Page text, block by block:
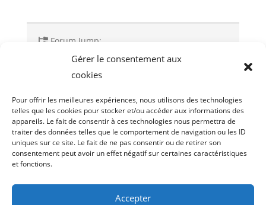
Gérer le consentement aux
cookies
Pour offrir les meilleures expériences, nous utilisons des technologies
telles que les cookies pour stocker et/ou accéder aux informations des
appareils. Le fait de consentir à ces technologies nous permettra de
traiter des données telles que le comportement de navigation ou les ID
uniques sur ce site. Le fait de ne pas consentir ou de retirer son
consentement peut avoir un effet négatif sur certaines caractéristiques
et fonctions.
Accepter
Forum Jump: